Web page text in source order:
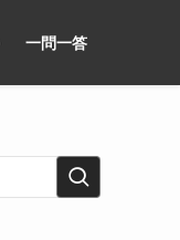
一問一答